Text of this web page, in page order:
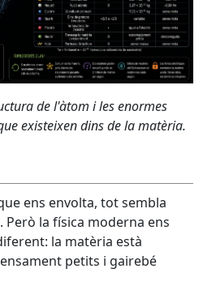
de l'àtom i les enormes
existeixen dins de la matèria.
ens envolta, tot sembla
la física moderna ens
la matèria està
petits i gairebé